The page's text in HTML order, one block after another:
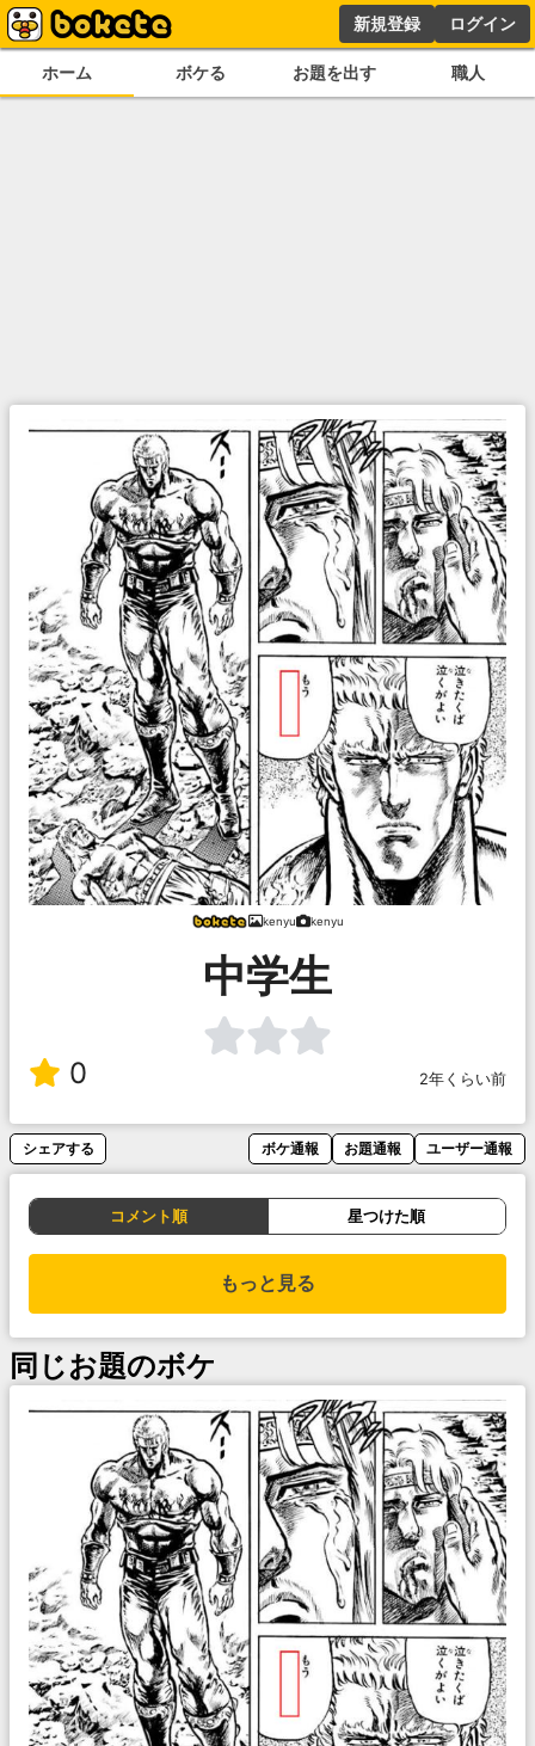
新規登録 ログイン
ホーム ボケる お題を出す 職人
kenyu kenyu
中学生
0 2年くらい前
シェアする ボケ通報 お題通報 ユーザー通報
コメント順 星つけた順
もっと見る
同じお題のボケ